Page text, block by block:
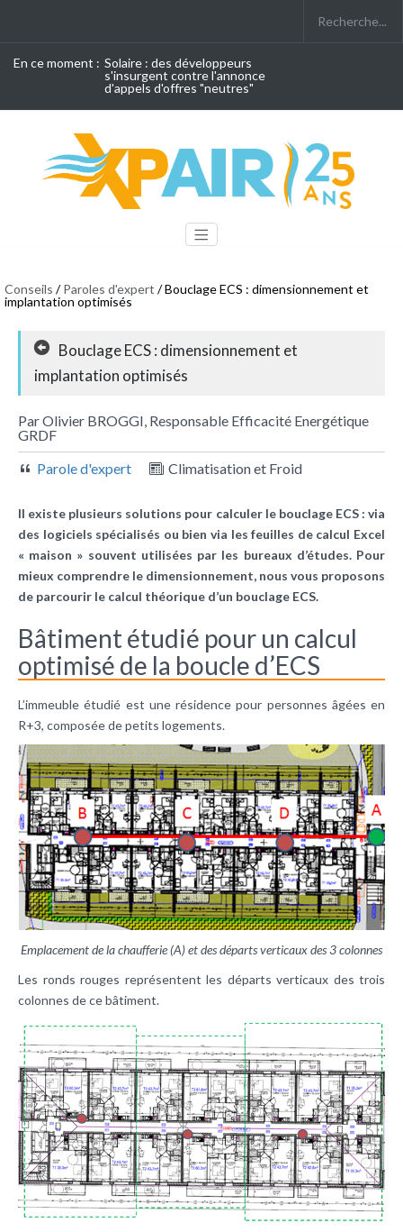
En ce moment : Solaire : des développeurs
s'insurgent contre l'annonce
d'appels d'offres "neutres"
Conseils /Paroles d'expert / Bouclage ECS : dimensionnement et
implantation optimisés
Bouclage ECS : dimensionnement et
implantation optimisés
Par Olivier BROGGI, Responsable Efficacité Energétique
GRDF
Parole d'expert
Climatisation et Froid
Il existe plusieurs solutions pour calculer le bouclage ECS : via
des logiciels spécialisés ou bien via les feuilles de calcul Excel
« maison » souvent utilisées par les bureaux d’études. Pour
mieux comprendre le dimensionnement, nous vous proposons
de parcourir le calcul théorique d’un bouclage ECS.
Bâtiment étudié pour un calcul
optimisé de la boucle d’ECS
L’immeuble étudié est une résidence pour personnes âgées en
R+3, composée de petits logements.
Emplacement de la chaufferie (A) et des départs verticaux des 3 colonnes
Les ronds rouges représentent les départs verticaux des trois
colonnes de ce bâtiment.